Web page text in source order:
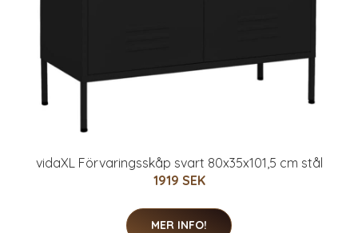
vidaXL Förvaringsskåp svart 80x35x101,5 cm stål
1919 SEK
MER INFO!